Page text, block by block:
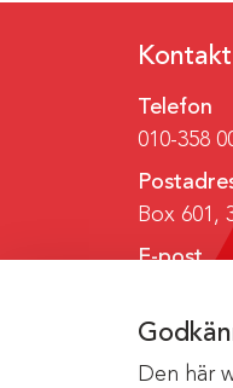
Den här
Kontakt
Telefon
010-358
Box 601,
E-post